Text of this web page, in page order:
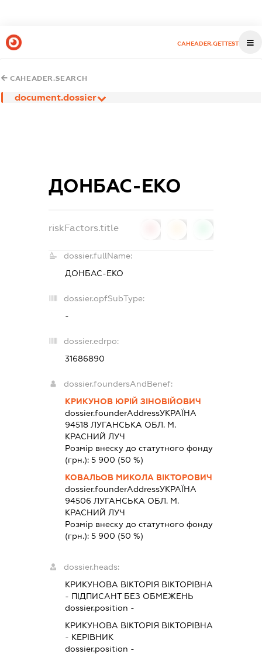
CAHEADER.GETTEST
CAHEADER.SEARCH
document.dossier
ДОНБАС-ЕКО
riskFactors.title
dossier.fullName:
ДОНБАС-ЕКО
dossier.opfSubType:
-
dossier.edrpo:
31686890
dossier.foundersAndBenef:
КРИКУНОВ ЮРІЙ ЗІНОВІЙОВИЧ
dossier.founderAddressУКРАЇНА
94518 ЛУГАНСЬКА ОБЛ. М.
КРАСНИЙ ЛУЧ
Розмір внеску до статутного фонду
(грн.): 5 900 (50 %)
КОВАЛЬОВ МИКОЛА ВІКТОРОВИЧ
dossier.founderAddressУКРАЇНА
94506 ЛУГАНСЬКА ОБЛ. М.
КРАСНИЙ ЛУЧ
Розмір внеску до статутного фонду
(грн.): 5 900 (50 %)
dossier.heads:
КРИКУНОВА ВІКТОРІЯ ВІКТОРІВНА
- ПІДПИСАНТБЕЗ ОБМЕЖЕНЬ
dossier.position -
КРИКУНОВА ВІКТОРІЯ ВІКТОРІВНА
- КЕРІВНИК
dossier.position -